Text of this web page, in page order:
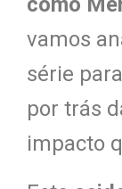
vamos
série
por trás
impacto